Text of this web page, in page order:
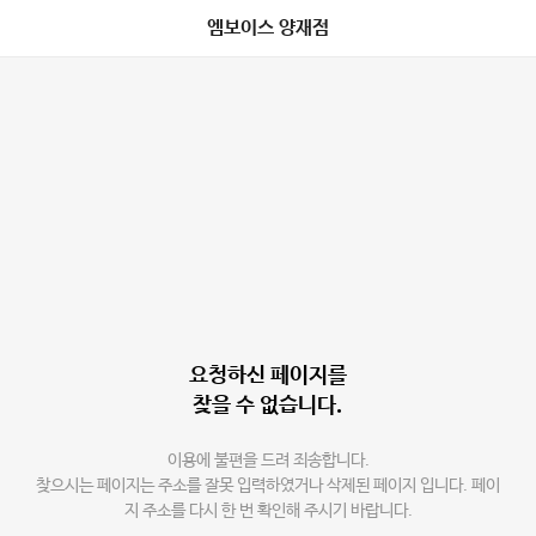
엠보이스 양재점
요청하신 페이지를
찾을 수 없습니다.
이용에 불편을 드려 죄송합니다.
찾으시는 페이지는 주소를 잘못 입력하였거나 삭제된 페이지 입니다. 페이
지 주소를 다시 한 번 확인해 주시기 바랍니다.